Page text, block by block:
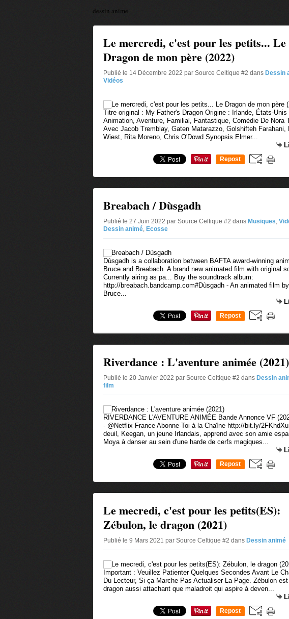
dessin anime
Le mercredi, c'est pour les petits... Le
Dragon de mon père (2022)
Publié le 14 Décembre 2022 par Source Celtique #2 dans Dessin
Vidéos
Titre original : My Father's Dragon Origine : Irlande, États-Unis
Animation, Aventure, Familial, Fantastique, Comédie De Nora
Avec Jacob Tremblay, Gaten Matarazzo, Golshifteh Farahani,
Wiest, Rita Moreno, Chris O'Dowd Synopsis Elmer...
Repost
Breabach / Dùsgadh
Publié le 27 Juin 2022 par Source Celtique #2 dans Musiques,
Dessin animé, Ecosse
Dùsgadh is a collaboration between BAFTA award-winning
Bruce and Breabach. A brand new animated film with original
Currently airing as pa... Buy the soundtrack album:
http://breabach.bandcamp.com#Dùsgadh - An animated film
Bruce...
Repost
Riverdance : L'aventure animée (2021)
Publié le 20 Janvier 2022 par Source Celtique #2 dans Dessin
film
RIVERDANCE L'AVENTURE ANIMÉE Bande Annonce VF
- @Netflix France Abonne-Toi à la Chaîne http://bit.ly/
deuil, Keegan, un jeune Irlandais, apprend avec son amie
Moya à danser au sein d'une harde de cerfs magiques...
Repost
Le mecredi, c'est pour les petits(ES):
Zébulon, le dragon (2021)
Publié le 9 Mars 2021 par Source Celtique #2 dans Dessin animé
Important : Veuillez Patienter Quelques Secondes Avant Le
Du Lecteur, Si ça Marche Pas Actualiser La Page. Zébulon
dragon aussi attachant que maladroit qui aspire à deven...
Repost